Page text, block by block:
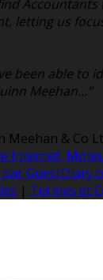
letting us
been able to
Meehan..."
Meehan & Co
Internet,
| Termes et